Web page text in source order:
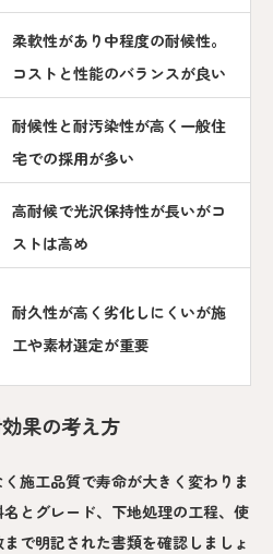
柔軟性があり中程度の耐候性。
コストと性能のバランスが良い
耐候性と耐汚染性が高く一般住
宅での採用が多い
高耐候で光沢保持性が長いがコ
ストは高め
耐久性が高く劣化しにくいが施
工や素材選定が重要
果の考え方
施工品質で寿命が大きく変わりま
とグレード、下地処理の工程、使
で明記された書類を確認しましょ